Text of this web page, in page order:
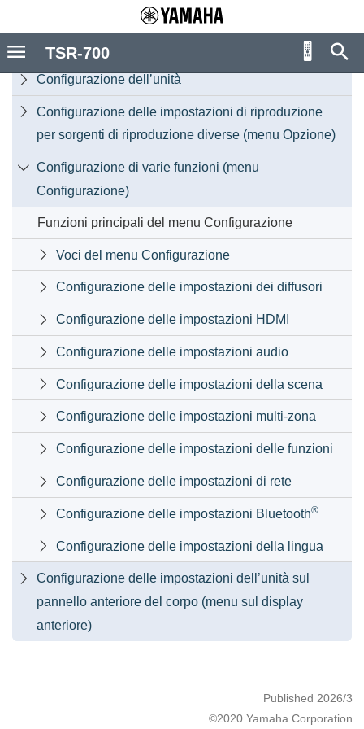
CONFIGURAZIONI
 Configurazione dell’unità

Configurazione delle impostazioni di riproduzione
per sorgenti di riproduzione diverse (menu Opzione)
 Configurazione di varie funzioni (menu
Configurazione)
Funzioni principali del menu Configurazione
 Voci del menu Configurazione
 Configurazione delle impostazioni dei diffusori
 Configurazione delle impostazioni HDMI
 Configurazione delle impostazioni audio
 Configurazione delle impostazioni della scena
 Configurazione delle impostazioni multi-zona
 Configurazione delle impostazioni delle funzioni
 Configurazione delle impostazioni di rete
 Configurazione delle impostazioni Bluetooth®
 Configurazione delle impostazioni della lingua

Configurazione delle impostazioni dell’unità sul
pannello anteriore del corpo (menu sul display
anteriore)
Published 2026/3
©2020 Yamaha Corporation
TSR-700